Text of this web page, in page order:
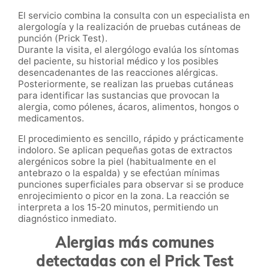
El servicio combina la consulta con un especialista en
alergología y la realización de pruebas cutáneas de
punción (Prick Test).
Durante la visita, el alergólogo evalúa los síntomas
del paciente, su historial médico y los posibles
desencadenantes de las reacciones alérgicas.
Posteriormente, se realizan las pruebas cutáneas
para identificar las sustancias que provocan la
alergia, como pólenes, ácaros, alimentos, hongos o
medicamentos.
El procedimiento es sencillo, rápido y prácticamente
indoloro. Se aplican pequeñas gotas de extractos
alergénicos sobre la piel (habitualmente en el
antebrazo o la espalda) y se efectúan mínimas
punciones superficiales para observar si se produce
enrojecimiento o picor en la zona. La reacción se
interpreta a los 15-20 minutos, permitiendo un
diagnóstico inmediato.
Alergias más comunes
detectadas con el Prick Test